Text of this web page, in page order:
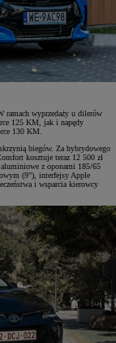
ramach wyprzedaży u dilerów
125 KM, jak i napędy
130 KM.
biegów. Za hybrydowego
kosztuje teraz 12 500 zł
z oponami 185/65
(9"), interfejsy Apple
i wsparcia kierowcy